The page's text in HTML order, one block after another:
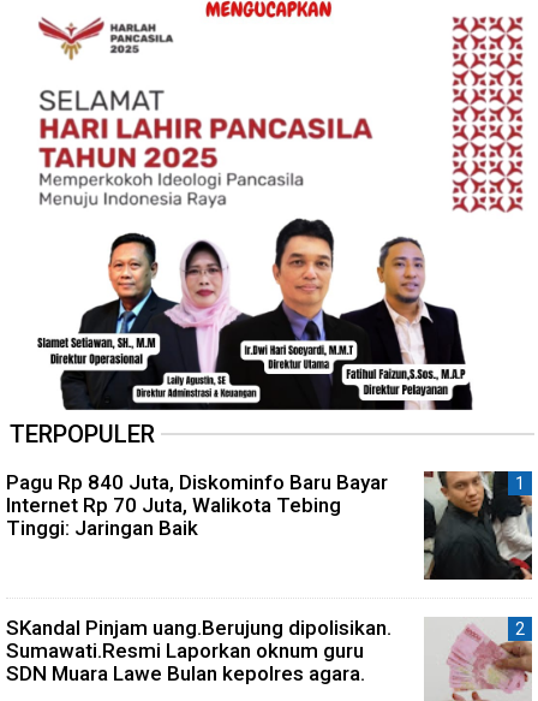
TERPOPULER
Pagu Rp 840 Juta, Diskominfo Baru Bayar
Internet Rp 70 Juta, Walikota Tebing
Tinggi: Jaringan Baik
SKandal Pinjam uang.Berujung dipolisikan.
Sumawati.Resmi Laporkan oknum guru
SDN Muara Lawe Bulan kepolres agara.